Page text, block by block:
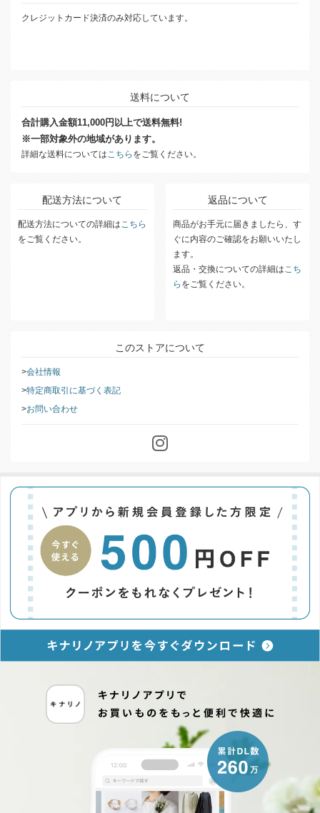
クレジットカード決済のみ対応しています。
送料について
合計購入金額11,000円以上で送料無料!
※一部対象外の地域があります。
詳細な送料については こちら をご覧ください。
配送方法について
配送方法についての詳細は こちら
をご覧ください。
返品について
商品がお手元に届きましたら、す
ぐに内容のご確認をお願いいたし
ます。
返品・交換についての詳細は こち
ら をご覧ください。
このストアについて
会社情報
特定商取引に基づく表記
お問い合わせ